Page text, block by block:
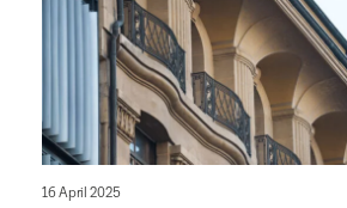
16 April 2025